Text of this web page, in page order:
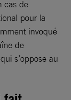
cas de
pour la
invoqué
de
s’oppose au